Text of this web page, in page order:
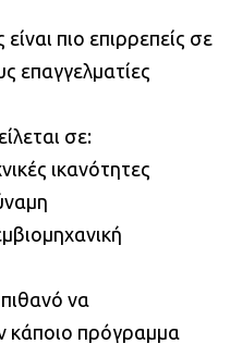
πιο επιρρεπείς σε
επαγγελματίες
σε:
ικανότητες
πιθανό να
κάποιο πρόγραμμα